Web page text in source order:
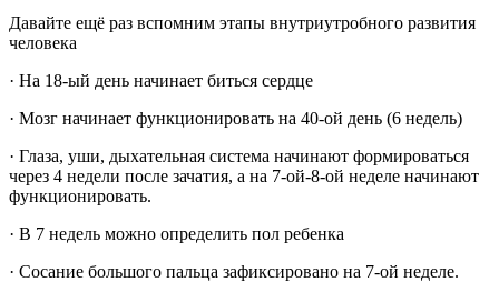
Давайте ещё раз вспомним этапы внутриутробного развития
человека
· На 18-ый день начинает биться сердце
· Мозг начинает функционировать на 40-ой день (6 недель)
· Глаза, уши, дыхательная система начинают формироваться
через 4 недели после зачатия, а на 7-ой-8-ой неделе начинают
функционировать.
· В 7 недель можно определить пол ребенка
· Сосание большого пальца зафиксировано на 7-ой неделе.